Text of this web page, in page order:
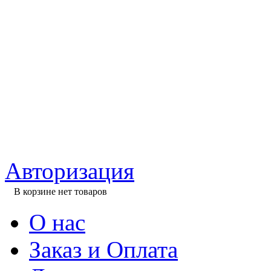
Авторизация
В корзине нет товаров
О нас
Заказ и Оплата